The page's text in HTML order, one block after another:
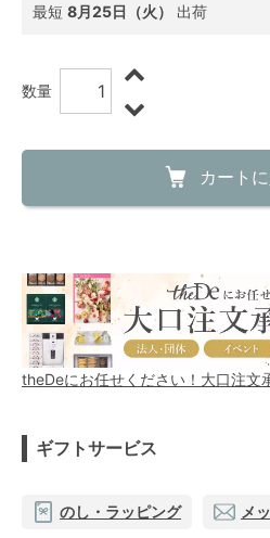
最短 8月25日（火） 出荷
数量
カート
theDeにお任せください！大口注文
ギフトサービス
のし・ラッピング メ